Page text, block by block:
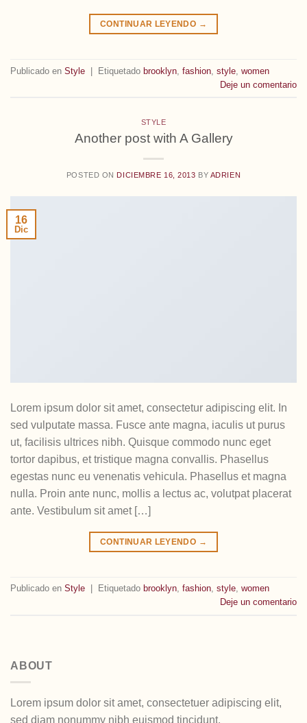
CONTINUAR LEYENDO →
Publicado en Style | Etiquetado brooklyn fashion style women
Deje un comentario
STYLE
Another post with A Gallery
POSTED ON DICIEMBRE 16, 2013 BY ADRIEN
16
Dic
Lorem ipsum dolor sit amet, consectetur adipiscing elit. In
sed vulputate massa. Fusce ante magna, iaculis ut purus
ut, facilisis ultrices nibh. Quisque commodo nunc eget
tortor dapibus, et tristique magna convallis. Phasellus
egestas nunc eu venenatis vehicula. Phasellus et magna
nulla. Proin ante nunc, mollis a lectus ac, volutpat placerat
ante. Vestibulum sit amet […]
CONTINUAR LEYENDO →
Publicado en Style Etiquetado brooklyn, fashion, style, women
Deje un comentario
ABOUT
Lorem ipsum dolor sit amet, consectetuer adipiscing elit,
sed diam nonummy nibh euismod tincidunt.